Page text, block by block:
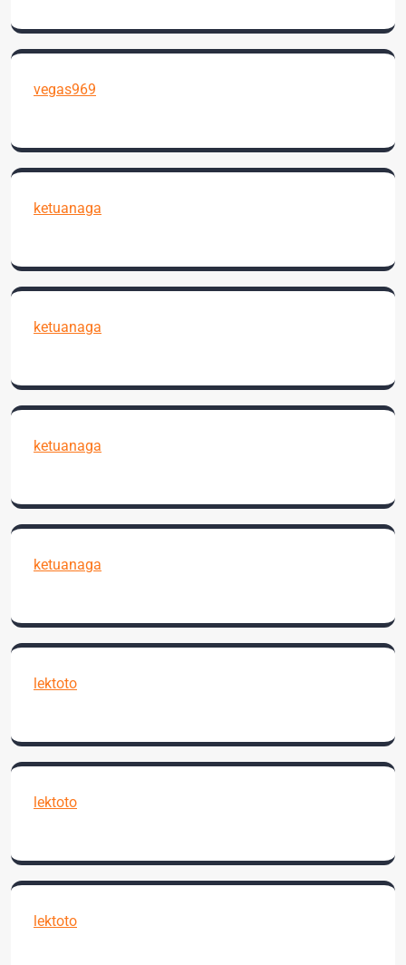
vegas969
ketuanaga
ketuanaga
ketuanaga
ketuanaga
lektoto
lektoto
lektoto